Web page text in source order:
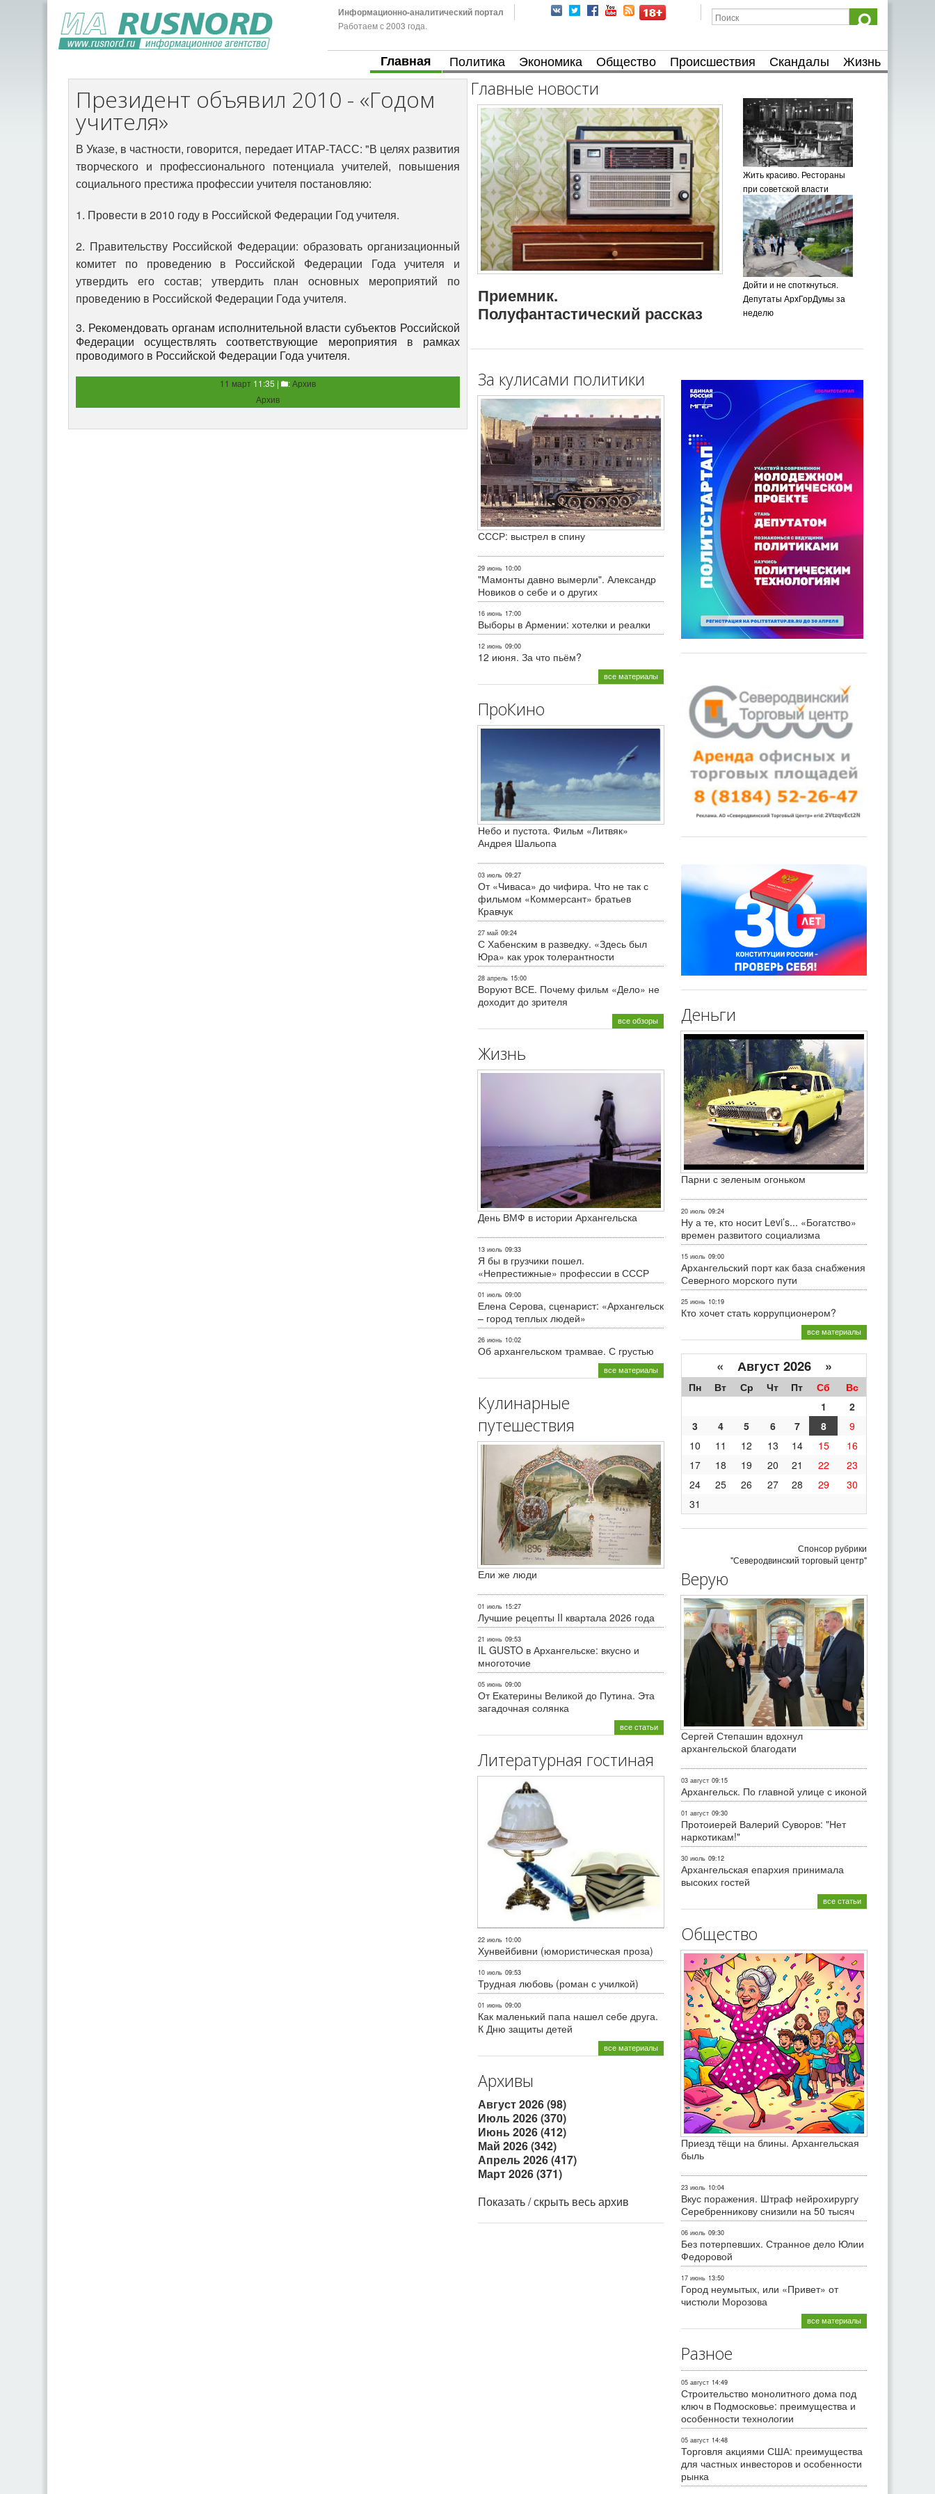
Информационно-аналитический портал
Работаем с 2003 года.
Главная Политика Экономика Общество Происшествия Скандалы Жизнь
Президент объявил 2010 - «Годом
учителя»
В Указе, в частности, говорится, передает ИТАР-ТАСС: "В целях развития
творческого и профессионального потенциала учителей, повышения
социального престижа профессии учителя постановляю:
1. Провести в 2010 году в Российской Федерации Год учителя.
2. Правительству Российской Федерации: образовать организационный
комитет по проведению в Российской Федерации Года учителя и
утвердить его состав; утвердить план основных мероприятий по
проведению в Российской Федерации Года учителя.
3. Рекомендовать органам исполнительной власти субъектов Российской
Федерации осуществлять соответствующие мероприятия в рамках
проводимого в Российской Федерации Года учителя.
11 март 11:35 | :Архив
Архив
Главные новости
Приемник.
Полуфантастический рассказ
Жить красиво. Рестораны
при советской власти
Дойти и не споткнуться.
Депутаты АрхГорДумы за
неделю
За кулисами политики
СССР: выстрел в спину
29 июнь 10:00
"Мамонты давно вымерли". Александр
Новиков о себе и о других
16 июнь 17:00
Выборы в Армении: хотелки и реалки
12 июнь 09:00
12 июня. За что пьём?
все материалы
ПроКино
Небо и пустота. Фильм «Литвяк»
Андрея Шальопа
03 июль 09:27
От «Чиваса» до чифира. Что не так с
фильмом «Коммерсант» братьев
Кравчук
27 май 09:24
С Хабенским в разведку. «Здесь был
Юра» как урок толерантности
28 апрель 15:00
Воруют ВСЕ. Почему фильм «Дело» не
доходит до зрителя
все обзоры
Жизнь
День ВМФ в истории Архангельска
13 июль 09:33
Я бы в грузчики пошел.
«Непрестижные» профессии в СССР
01 июль 09:00
Елена Серова, сценарист: «Архангельск
– город теплых людей»
26 июнь 10:02
Об архангельском трамвае. С грустью
все материалы
Кулинарные
путешествия
Ели же люди
01 июль 15:27
Лучшие рецепты II квартала 2026 года
21 июнь 09:53
IL GUSTO в Архангельске: вкусно и
многоточие
05 июнь 09:00
От Екатерины Великой до Путина. Эта
загадочная солянка
все статьи
Литературная гостиная
22 июль 10:00
Хунвейбивни (юмористическая проза)
10 июль 09:53
Трудная любовь (роман с училкой)
01 июнь 09:00
Как маленький папа нашел себе друга.
К Дню защиты детей
все материалы
Архивы
Август 2026 (98)
Июль 2026 (370)
Июнь 2026 (412)
Май 2026 (342)
Апрель 2026 (417)
Март 2026 (371)
Показать / скрыть весь архив
Деньги
Парни с зеленым огоньком
20 июль 09:24
Ну а те, кто носит Levi’s... «Богатство»
времен развитого социализма
15 июль 09:00
Архангельский порт как база снабжения
Северного морского пути
25 июнь 10:19
Кто хочет стать коррупционером?
все материалы
« Август 2026 »
Пн Вт Ср Чт Пт Сб
Вс
1
2
3
4 5 6 7 8
9
10
11 12 13 14 15
16
17
18 19 20 21 22
23
24
25 26 27 28 29
30
31
Спонсор рубрики
"Северодвинский торговый центр"
Верую
Сергей Степашин вдохнул
архангельской благодати
03 август 09:15
Архангельск. По главной улице с иконой
01 август 09:30
Протоиерей Валерий Суворов: "Нет
наркотикам!"
30 июль 09:12
Архангельская епархия принимала
высоких гостей
все статьи
Общество
Приезд тёщи на блины. Архангельская
быль
23 июль 10:04
Вкус поражения. Штраф нейрохирургу
Серебренникову снизили на 50 тысяч
06 июль 09:30
Без потерпевших. Странное дело Юлии
Федоровой
17 июнь 13:50
Город неумытых, или «Привет» от
чистюли Морозова
все материалы
Разное
05 август 14:49
Строительство монолитного дома под
ключ в Подмосковье: преимущества и
особенности технологии
05 август 14:48
Торговля акциями США: преимущества
для частных инвесторов и особенности
рынка